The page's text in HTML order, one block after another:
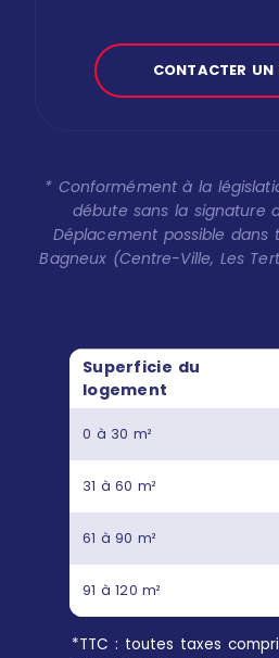
CONTACTER UN
* Conformément à la
débute sans la signature
Déplacement possible dans
Bagneux (Centre-Ville, Les
Superficie du
logement
0 à 30 m²
31 à 60 m²
61 à 90 m²
91 à 120 m²
*TTC : toutes taxes